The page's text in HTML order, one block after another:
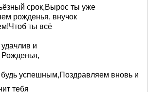
срок,Вырос ты уже
рожденья, внучок
ты всё
и
успешным,Поздравляем вновь и
тебя